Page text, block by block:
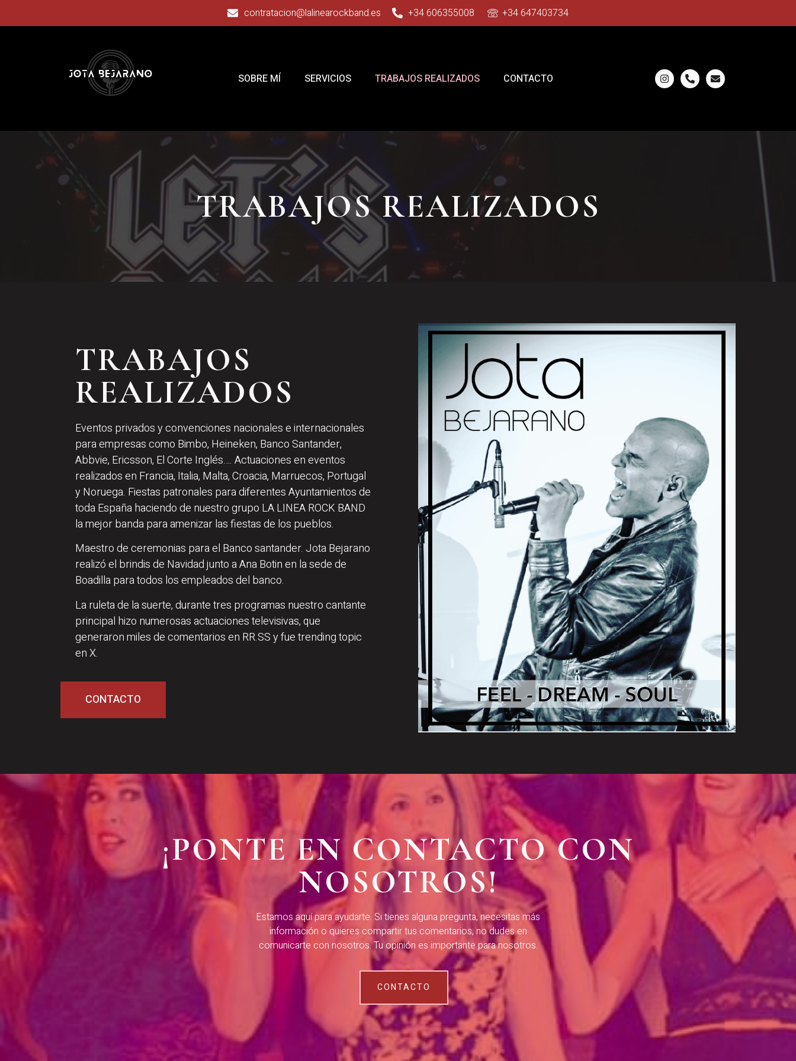
contratacion@lalinearockband.es +34 606355008 +34 647403734
SOBRE MÍ SERVICIOS TRABAJOS REALIZADOS CONTACTO
TRABAJOS REALIZADOS
TRABAJOS
REALIZADOS
Eventos privados y convenciones nacionales e internacionales
para empresas como Bimbo, Heineken, Banco Santander,
Abbvie, Ericsson, El Corte Inglés…. Actuaciones en eventos
realizados en Francia, Italia, Malta, Croacia, Marruecos, Portugal
y Noruega. Fiestas patronales para diferentes Ayuntamientos de
toda España haciendo de nuestro grupo LA LINEA ROCK BAND
la mejor banda para amenizar las fiestas de los pueblos.
Maestro de ceremonias para el Banco santander. Jota Bejarano
realizó el brindis de Navidad junto a Ana Botin en la sede de
Boadilla para todos los empleados del banco.
La ruleta de la suerte, durante tres programas nuestro cantante
principal hizo numerosas actuaciones televisivas, que
generaron miles de comentarios en RR.SS y fue trending topic
en X.
CONTACTO
¡PONTE EN CONTACTO CON
NOSOTROS!
Estamos aquí para ayudarte. Si tienes alguna pregunta, necesitas más
información o quieres compartir tus comentarios, no dudes en
comunicarte con nosotros. Tu opinión es importante para nosotros.
CONTACTO